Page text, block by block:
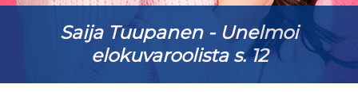
Saija Tuupanen - Unelmoi
elokuvaroolista s. 12